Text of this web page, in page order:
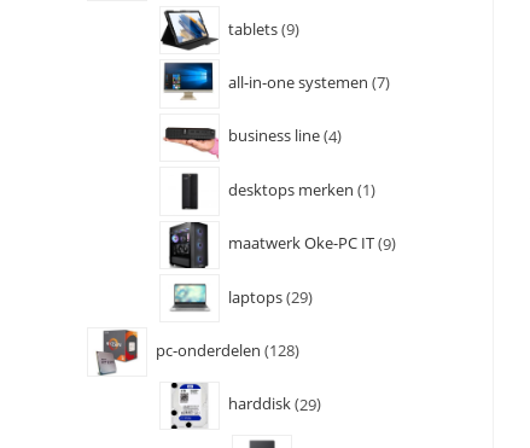
tablets 9
all-in-one systemen 7
business line 4
desktops merken 1
maatwerk Oke-PC IT 9
laptops 29
pc-onderdelen 128
harddisk 29